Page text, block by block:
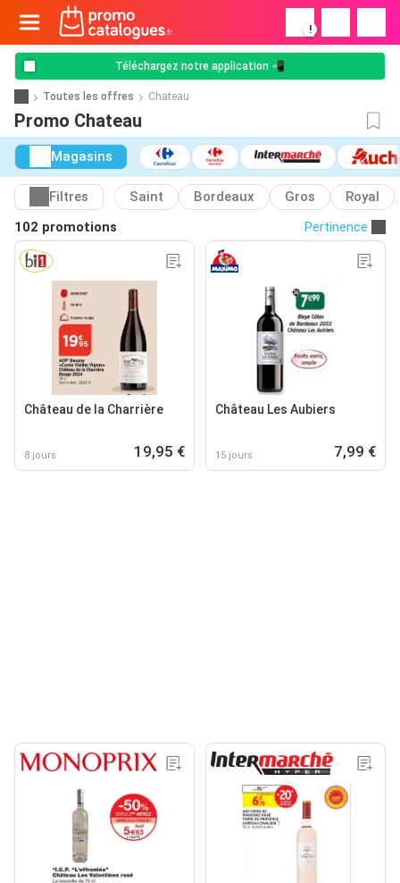
!
Téléchargez notre application 📲
Toutes les offres Chateau
Promo Chateau
Magasins
Filtres Saint Bordeaux Gros
Royal
102 promotions
Pertinence
Château de la Charrière
8 jours 19,95 €
Château Les Aubiers
15 jours 7,99 €